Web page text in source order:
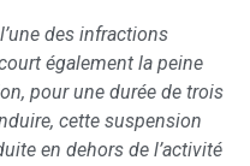
des infractions
également la peine
pour une durée de trois
cette suspension
en dehors de l’activité